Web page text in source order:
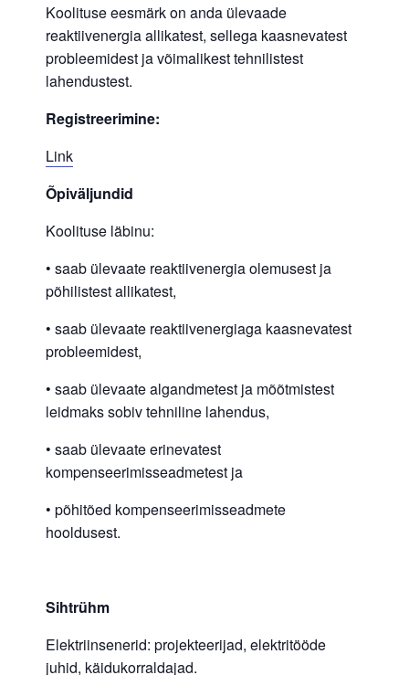
Koolituse eesmärk on anda ülevaade
reaktiivenergia allikatest, sellega kaasnevatest
probleemidest ja võimalikest tehnilistest
lahendustest.
Registreerimine:
Link
Õpiväljundid
Koolituse läbinu:
• saab ülevaate reaktiivenergia olemusest ja
põhilistest allikatest,
• saab ülevaate reaktiivenergiaga kaasnevatest
probleemidest,
• saab ülevaate algandmetest ja mõõtmistest
leidmaks sobiv tehniline lahendus,
• saab ülevaate erinevatest
kompenseerimisseadmetest ja
• põhitõed kompenseerimisseadmete
hooldusest.
Sihtrühm
Elektriinsenerid: projekteerijad, elektritööde
juhid, käidukorraldajad.